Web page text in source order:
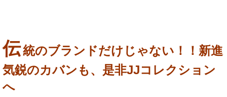
伝統のブランドだけじゃない！！新進
気鋭のカバンも、是非JJコレクション
へ